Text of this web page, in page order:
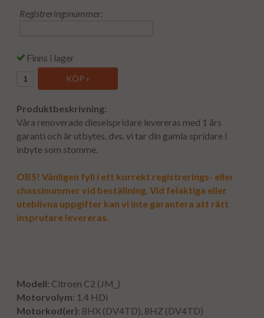
Registreringsnummer:
Finns i lager
KÖP »
Produktbeskrivning:
Våra renoverade dieselspridare levereras med 1 års
garanti och är utbytes, dvs. vi tar din gamla spridare i
inbyte som stomme.
OBS! Vänligen fyll i ett korrekt registrerings- eller
chassinummer vid beställning. Vid felaktiga eller
uteblivna uppgifter kan vi inte garantera att rätt
insprutare levereras.
Modell: Citroen C2 (JM_)
Motorvolym: 1.4 HDi
Motorkod(er): 8HX (DV4TD), 8HZ (DV4TD)